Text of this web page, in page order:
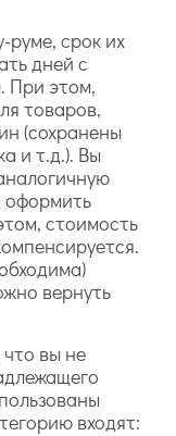
руме, срок их
дней с
При этом,
товаров,
(сохранены
и т.д.). Вы
оформить
стоимость
вернуть
вы не
входят: